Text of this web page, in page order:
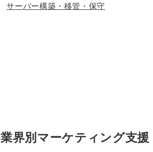
サーバー構築・移管・保守
業界別マーケティング支援